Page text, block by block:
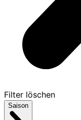
Filter löschen
Saison